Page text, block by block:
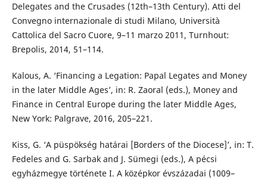
Delegates and the Crusades (12th–13th Century). Atti del
Convegno internazionale di studi Milano, Università
Cattolica del Sacro Cuore, 9–11 marzo 2011, Turnhout:
Brepolis, 2014, 51–114.
Kalous, A. ‘Financing a Legation: Papal Legates and Money
in the later Middle Ages’, in: R. Zaoral (eds.), Money and
Finance in Central Europe during the later Middle Ages,
New York: Palgrave, 2016, 205–221.
Kiss, G. ‘A püspökség határai [Borders of the Diocese]’, in: T.
Fedeles and G. Sarbak and J. Sümegi (eds.), A pécsi
egyházmegye története I. A középkor évszázadai (1009–